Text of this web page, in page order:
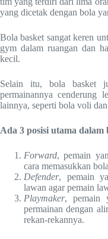
yang dicetak dengan bola
Bola basket sangat keren
gym dalam ruangan dan
kecil.
Selain itu, bola basket
permainannya cenderung
lainnya, seperti bola voli
Ada 3 posisi utama
Forward, pemain
cara memasukkan
Defender, pemain
lawan agar pemain
Playmaker, pemain
permainan dengan
rekan-rekannya.